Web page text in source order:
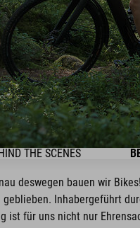
THE SCENES
deswegen bauen wir
Inhabergeführt
ist für uns nicht nur